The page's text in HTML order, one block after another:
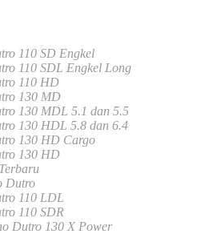
110 SD Engkel
110 SDL Engkel Long
110 HD
130 MD
130 MDL 5.1 dan 5.5
130 HDL 5.8 dan 6.4
130 HD Cargo
130 HD
Dutro
110 LDL
110 SDR
Dutro 130 X Power